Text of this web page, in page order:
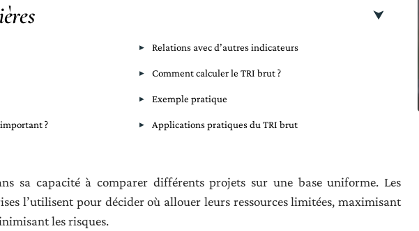
Relations avec d’autres indicateurs
Comment calculer le TRI brut ?
Exemple pratique
? Applications pratiques du TRI brut
sa capacité à comparer différents projets sur une base uniforme. Les
l’utilisent pour décider où allouer leurs ressources limitées, maximisant
les risques.